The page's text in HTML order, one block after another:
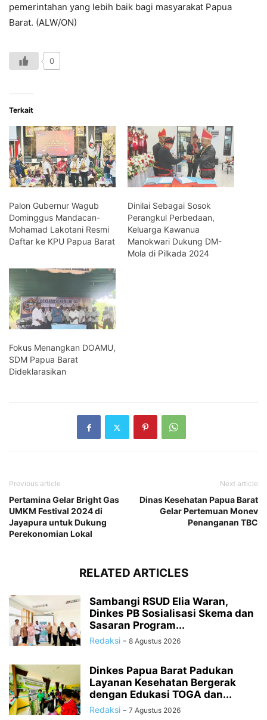
pemerintahan yang lebih baik bagi masyarakat Papua
Barat. (ALW/ON)
0
Terkait
Palon Gubernur Wagub
Dominggus Mandacan-
Mohamad Lakotani Resmi
Daftar ke KPU Papua Barat
Dinilai Sebagai Sosok
Perangkul Perbedaan,
Keluarga Kawanua
Manokwari Dukung DM-
Mola di Pilkada 2024
Fokus Menangkan DOAMU,
SDM Papua Barat
Dideklarasikan
Previous article
Pertamina Gelar Bright Gas
UMKM Festival 2024 di
Jayapura untuk Dukung
Perekonomian Lokal
Next article
Dinas Kesehatan Papua Barat
Gelar Pertemuan Monev
Penanganan TBC
RELATED ARTICLES
Sambangi RSUD Elia Waran,
Dinkes PB Sosialisasi Skema dan
Sasaran Program...
Redaksi - 8 Agustus 2026
Dinkes Papua Barat Padukan
Layanan Kesehatan Bergerak
dengan Edukasi TOGA dan...
Redaksi - 7 Agustus 2026